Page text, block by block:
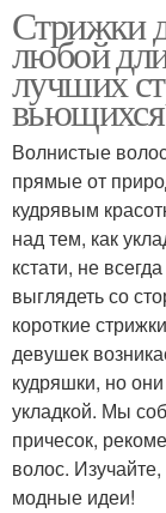
Стрижки
любой
лучших
Волнистые
прямые от
кудрявым
над тем, как
кстати, не
выглядеть со
короткие
девушек
кудряшки, но
укладкой. Мы
причесок,
волос.
модные идеи!